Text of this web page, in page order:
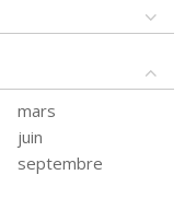
mars
juin
septembre